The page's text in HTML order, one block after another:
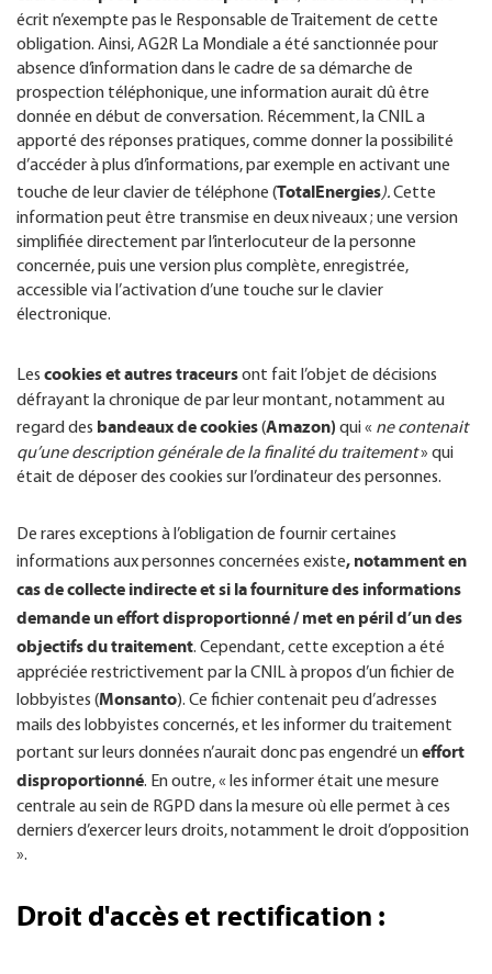
écrit n’exempte pas le Responsable de Traitement de cette
obligation. Ainsi, AG2R La Mondiale a été sanctionnée pour
absence d’information dans le cadre de sa démarche de
prospection téléphonique, une information aurait dû être
donnée en début de conversation. Récemment, la CNIL a
apporté des réponses pratiques, comme donner la possibilité
d’accéder à plus d’informations, par exemple en activant une
touche de leur clavier de téléphone (TotalEnergies).Cette
information peut être transmise en deux niveaux ; une version
simplifiée directement par l’interlocuteur de la personne
concernée, puis une version plus complète, enregistrée,
accessible via l’activation d’une touche sur le clavier
électronique.
Les cookies et autres traceursont fait l’objet de décisions
défrayant la chronique de par leur montant, notamment au
regard des bandeaux de cookies(Amazon) qui « ne contenait
qu’une description générale de la finalité du traitement» qui
était de déposer des cookies sur l’ordinateur des personnes.
De rares exceptions à l’obligation de fournir certaines
informations aux personnes concernées existe, notamment en
cas de collecte indirecte et si la fourniture des informations
demande un effort disproportionné / met en péril d’un des
objectifs du traitement. Cependant, cette exception a été
appréciée restrictivement par la CNIL à propos d’un fichier de
lobbyistes (Monsanto). Ce fichier contenait peu d’adresses
mails des lobbyistes concernés, et les informer du traitement
portant sur leurs données n’aurait donc pas engendré uneffort
disproportionné. En outre, « les informer était une mesure
centrale au sein de RGPD dans la mesure où elle permet à ces
derniers d’exercer leurs droits, notamment le droit d’opposition
».
Droit d'accès et rectification :